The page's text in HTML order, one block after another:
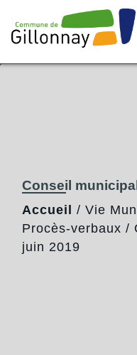
Conseil
Accueil / Vie
Procès-verbaux /
juin 2019